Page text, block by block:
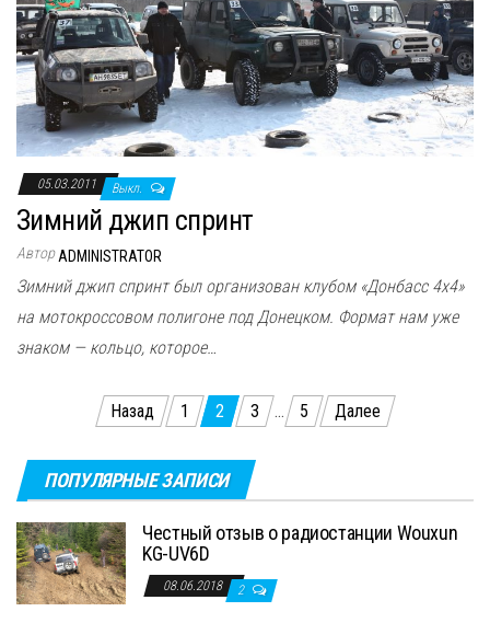
05.03.2011 Выкл.
Зимний джип спринт
АвторADMINISTRATOR
Зимний джип спринт был организован клубом «Донбасс 4х4»
на мотокроссовом полигоне под Донецком. Формат нам уже
знаком — кольцо, которое…
Пагинация
Назад 1 2 3 … 5 Далее
ПОПУЛЯРНЫЕ ЗАПИСИ
Честный отзыв о радиостанции Wouxun
KG-UV6D
08.06.2018 2